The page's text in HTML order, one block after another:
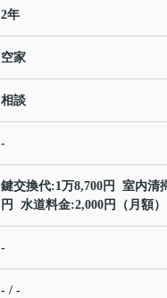
2年
空家
相談
-
鍵交換代:1万8,700円 室内清
円 水道料金:2,000円（月額）
-
- / -